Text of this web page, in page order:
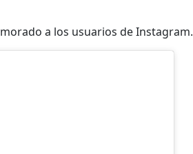
a los usuarios de Instagram.